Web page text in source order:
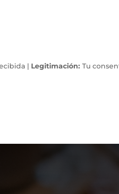
| Legitimación: Tu